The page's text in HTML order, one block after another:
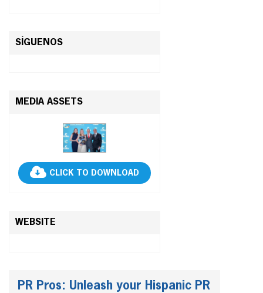
SÍGUENOS
MEDIA ASSETS
CLICK TO DOWNLOAD
WEBSITE
PR Pros: Unleash your Hispanic PR